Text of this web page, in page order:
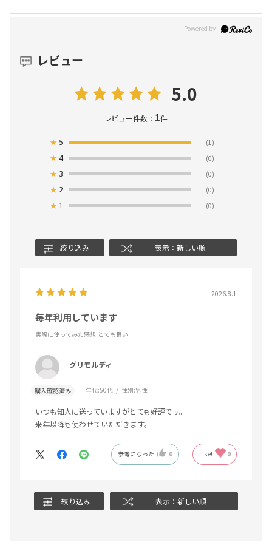
レビュー
5.0
レビュー件数： 1件
★5 (1)
★4 (0)
★3 (0)
★ 2 (0)
★ 1 (0)
絞り込み 表示：新しい順
2026.8.1
毎年利用しています
実際に使ってみた感想:とても良い
グリモルディ
購入確認済み 年代:50代 性別:男性
いつも知人に送っていますがとても好評です。
来年以降も使わせていただきます。
参考になった 0 Like! 0
絞り込み 表示：新しい順